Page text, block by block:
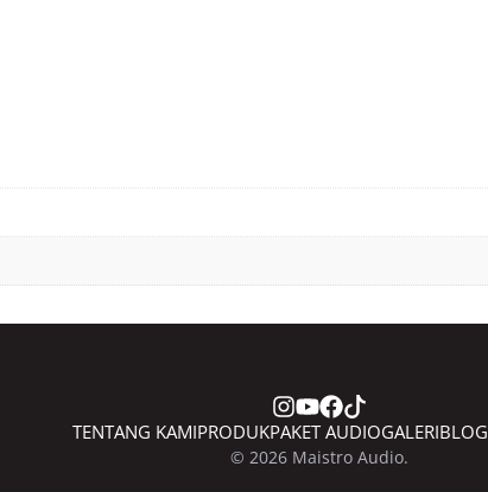
TENTANG KAMIPRODUKPAKET AUDIOGALERIBLOG
© 2026 Maistro Audio.